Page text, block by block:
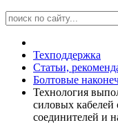
Техподдержка
Статьи,
Болтовые
Технология
силовых
соединителей и